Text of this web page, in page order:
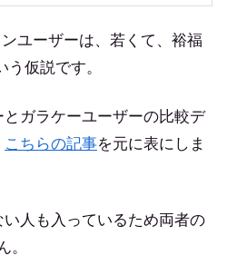
ユーザーは、若くて、裕福
仮説です。
ガラケーユーザーの比較デ
こちらの記事を元に表にしま
人も入っているため両者の
。